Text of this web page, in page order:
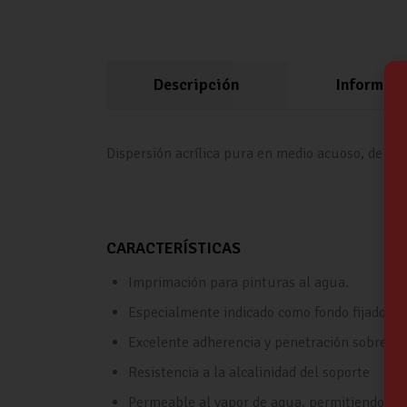
Descripción
Dispersión acrílica pura en medio acuoso, de
CARACTERÍSTICAS
Imprimación para pinturas al agua.
Especialmente indicado como fondo fijador
Excelente adherencia y penetración sobre
Resistencia a la alcalinidad del soporte
Permeable al vapor de agua, permitiendo la